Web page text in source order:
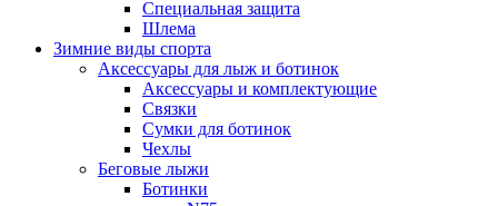
Специальная защита
Шлема
Зимние виды спорта
Аксессуары для лыж и ботинок
Аксессуары и комплектующие
Связки
Сумки для ботинок
Чехлы
Беговые лыжи
Ботинки